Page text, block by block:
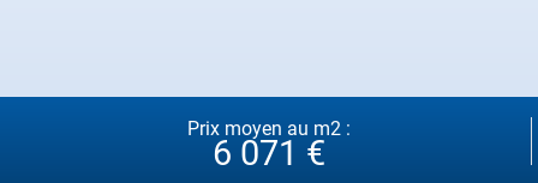
Prix moyen au m2 :
6 071 €